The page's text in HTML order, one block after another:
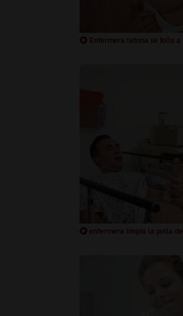
Enfermera tetona se folla a
enfermera limpia la polla